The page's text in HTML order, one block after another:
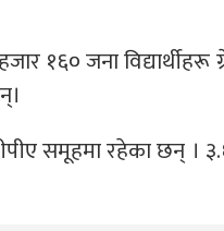
१६० जना
समूहमा रहेका छन्